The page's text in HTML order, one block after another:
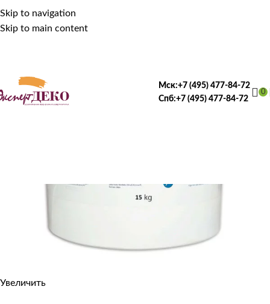
Skip to navigation
Skip to main content
Мск:+7 (495) 477-84-72
Спб:+7 (495) 477-84-72
0
Увеличить